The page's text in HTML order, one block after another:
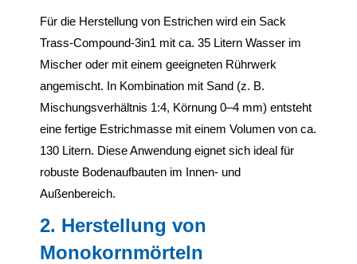
Für die Herstellung von Estrichen wird ein Sack
Trass-Compound-3in1 mit ca. 35 Litern Wasser im
Mischer oder mit einem geeigneten Rührwerk
angemischt. In Kombination mit Sand (z. B.
Mischungsverhältnis 1:4, Körnung 0–4 mm) entsteht
eine fertige Estrichmasse mit einem Volumen von ca.
130 Litern. Diese Anwendung eignet sich ideal für
robuste Bodenaufbauten im Innen- und
Außenbereich.
2. Herstellung von
Monokornmörteln